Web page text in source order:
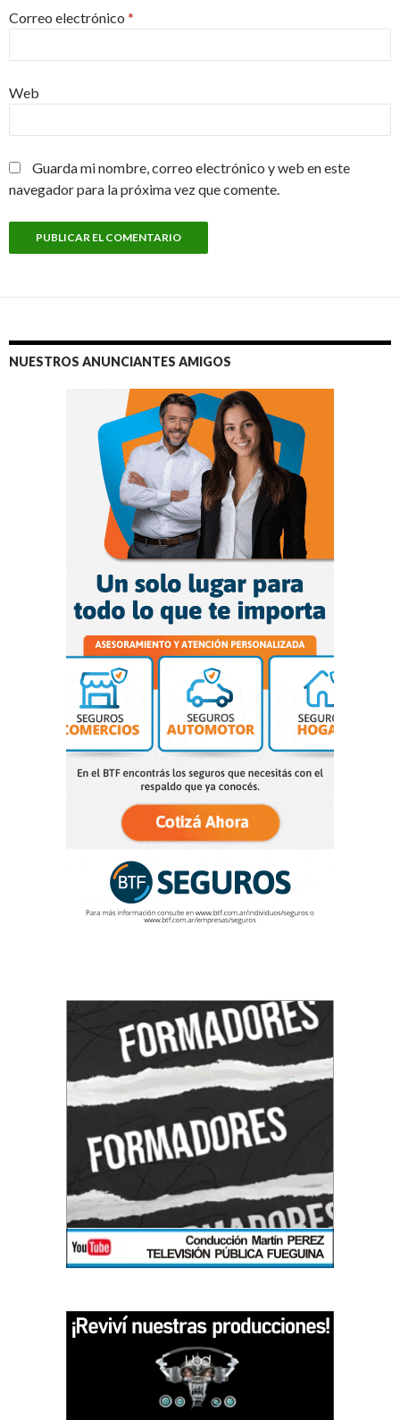
Correo electrónico *
Web
Guarda mi nombre, correo electrónico y web en este
navegador para la próxima vez que comente.
NUESTROS ANUNCIANTES AMIGOS